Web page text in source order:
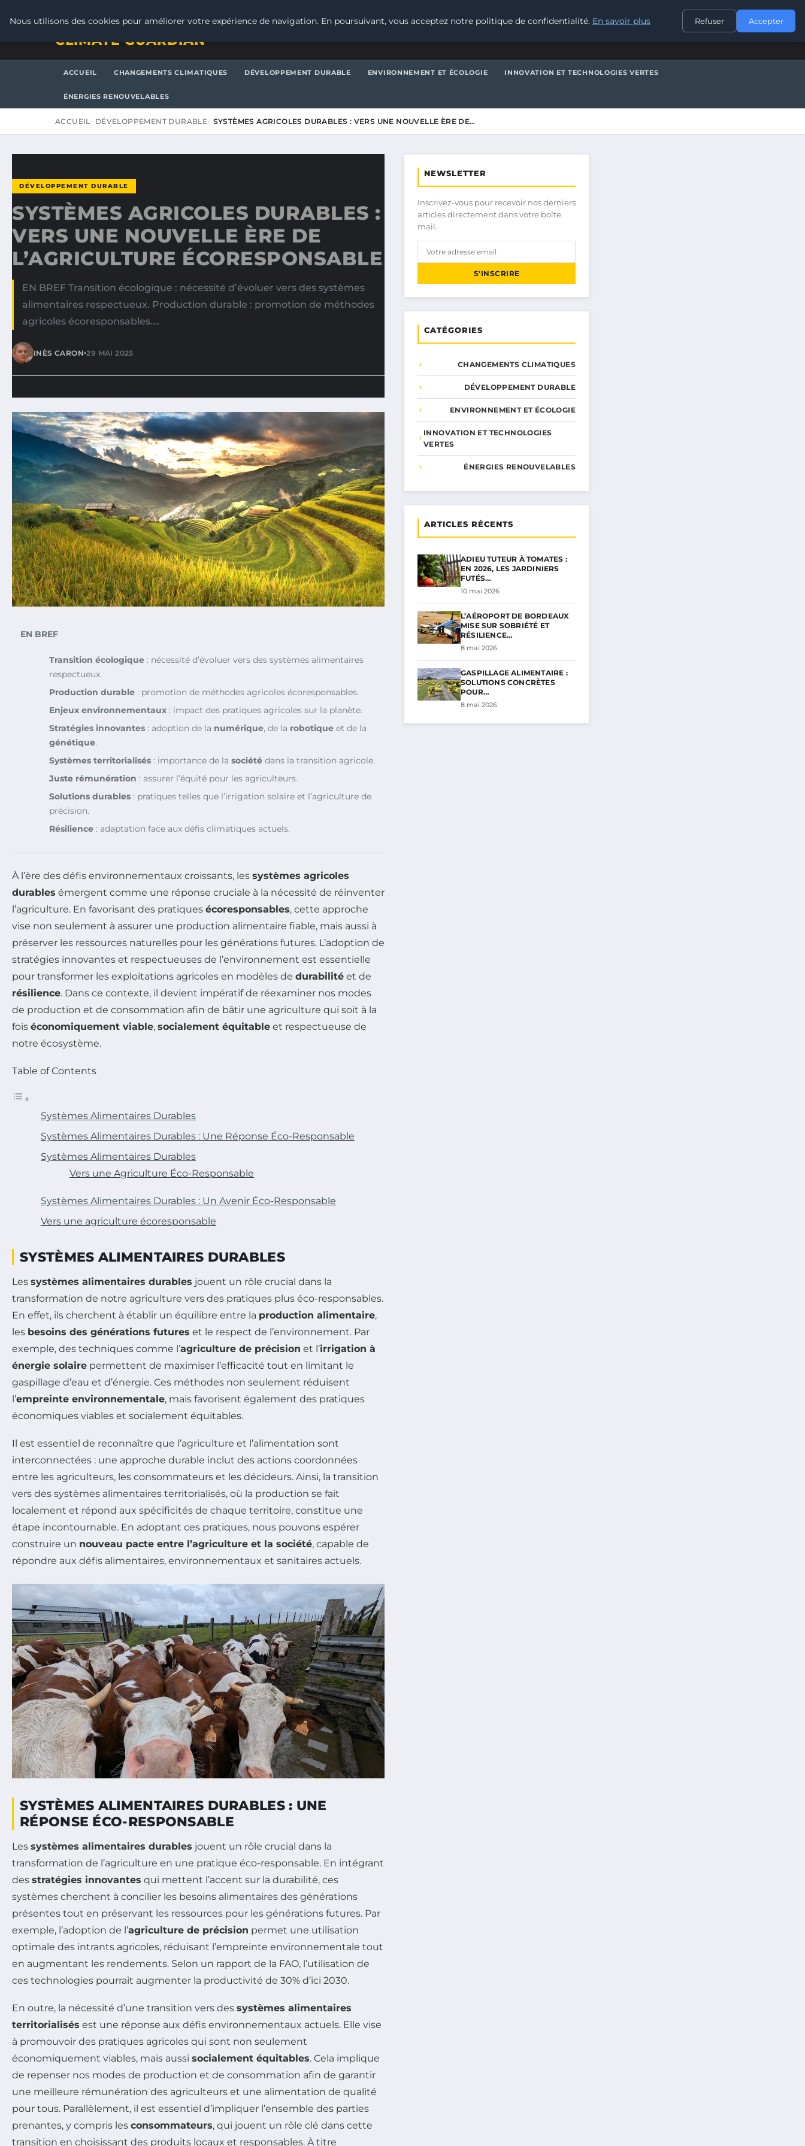
CONTACT
CLIMATE GUARDIAN
ACCUEIL CHANGEMENTS CLIMATIQUES DÉVELOPPEMENT DURABLE ENVIRONNEMENT ET ÉCOLOGIE INNOVATION ET TECHNOLOGIES VERTES
ÉNERGIES RENOUVELABLES
ACCUEIL DÉVELOPPEMENT DURABLE SYSTÈMES AGRICOLES DURABLES : VERS UNE NOUVELLE ÈRE DE…
DÉVELOPPEMENT DURABLE
SYSTÈMES AGRICOLES DURABLES :
VERS UNE NOUVELLE ÈRE DE
L’AGRICULTURE ÉCORESPONSABLE
EN BREF Transition écologique : nécessité d’évoluer vers des systèmes
alimentaires respectueux. Production durable : promotion de méthodes
agricoles écoresponsables.…
INÈS CARON•29 MAI 2025
EN BREF
Transition écologique : nécessité d’évoluer vers des systèmes alimentaires
respectueux.
Production durable : promotion de méthodes agricoles écoresponsables.
Enjeux environnementaux : impact des pratiques agricoles sur la planète.
Stratégies innovantes : adoption de la numérique, de la robotique et de la
génétique.
Systèmes territorialisés : importance de la société dans la transition agricole.
Juste rémunération : assurer l’équité pour les agriculteurs.
Solutions durables : pratiques telles que l’irrigation solaire et l’agriculture de
précision.
Résilience : adaptation face aux défis climatiques actuels.
À l’ère des défis environnementaux croissants, les systèmes agricoles
durables émergent comme une réponse cruciale à la nécessité de réinventer
l’agriculture. En favorisant des pratiques écoresponsables, cette approche
vise non seulement à assurer une production alimentaire fiable, mais aussi à
préserver les ressources naturelles pour les générations futures. L’adoption de
stratégies innovantes et respectueuses de l’environnement est essentielle
pour transformer les exploitations agricoles en modèles de durabilité et de
résilience. Dans ce contexte, il devient impératif de réexaminer nos modes
de production et de consommation afin de bâtir une agriculture qui soit à la
fois économiquement viable, socialement équitable et respectueuse de
notre écosystème.
Table of Contents
Systèmes Alimentaires Durables
Systèmes Alimentaires Durables : Une Réponse Éco-Responsable
Systèmes Alimentaires Durables
Vers une Agriculture Éco-Responsable
Systèmes Alimentaires Durables : Un Avenir Éco-Responsable
Vers une agriculture écoresponsable
SYSTÈMES ALIMENTAIRES DURABLES
Les systèmes alimentaires durables jouent un rôle crucial dans la
transformation de notre agriculture vers des pratiques plus éco-responsables.
En effet, ils cherchent à établir un équilibre entre la production alimentaire,
les besoins des générations futures et le respect de l’environnement. Par
exemple, des techniques comme l’agriculture de précision et l’irrigation à
énergie solaire permettent de maximiser l’efficacité tout en limitant le
gaspillage d’eau et d’énergie. Ces méthodes non seulement réduisent
l’empreinte environnementale, mais favorisent également des pratiques
économiques viables et socialement équitables.
Il est essentiel de reconnaître que l’agriculture et l’alimentation sont
interconnectées : une approche durable inclut des actions coordonnées
entre les agriculteurs, les consommateurs et les décideurs. Ainsi, la transition
vers des systèmes alimentaires territorialisés, où la production se fait
localement et répond aux spécificités de chaque territoire, constitue une
étape incontournable. En adoptant ces pratiques, nous pouvons espérer
construire un nouveau pacte entre l’agriculture et la société, capable de
répondre aux défis alimentaires, environnementaux et sanitaires actuels.
SYSTÈMES ALIMENTAIRES DURABLES : UNE
RÉPONSE ÉCO-RESPONSABLE
Les systèmes alimentaires durables jouent un rôle crucial dans la
transformation de l’agriculture en une pratique éco-responsable. En intégrant
des stratégies innovantes qui mettent l’accent sur la durabilité, ces
systèmes cherchent à concilier les besoins alimentaires des générations
présentes tout en préservant les ressources pour les générations futures. Par
exemple, l’adoption de l’agriculture de précision permet une utilisation
optimale des intrants agricoles, réduisant l’empreinte environnementale tout
en augmentant les rendements. Selon un rapport de la FAO, l’utilisation de
ces technologies pourrait augmenter la productivité de 30% d’ici 2030.
En outre, la nécessité d’une transition vers des systèmes alimentaires
territorialisés est une réponse aux défis environnementaux actuels. Elle vise
à promouvoir des pratiques agricoles qui sont non seulement
économiquement viables, mais aussi socialement équitables. Cela implique
de repenser nos modes de production et de consommation afin de garantir
une meilleure rémunération des agriculteurs et une alimentation de qualité
pour tous. Parallèlement, il est essentiel d’impliquer l’ensemble des parties
prenantes, y compris les consommateurs, qui jouent un rôle clé dans cette
transition en choisissant des produits locaux et responsables. À titre
NEWSLETTER
Inscrivez-vous pour recevoir nos derniers
articles directement dans votre boîte
mail.
S'INSCRIRE
CATÉGORIES
CHANGEMENTS CLIMATIQUES
DÉVELOPPEMENT DURABLE
ENVIRONNEMENT ET ÉCOLOGIE
INNOVATION ET TECHNOLOGIES
VERTES
ÉNERGIES RENOUVELABLES
ARTICLES RÉCENTS
ADIEU TUTEUR À TOMATES :
EN 2026, LES JARDINIERS
FUTÉS…
10 mai 2026
L’AÉROPORT DE BORDEAUX
MISE SUR SOBRIÉTÉ ET
RÉSILIENCE…
8 mai 2026
GASPILLAGE ALIMENTAIRE :
SOLUTIONS CONCRÈTES
POUR…
8 mai 2026
Nous utilisons des cookies pour améliorer votre expérience de navigation. En poursuivant, vous acceptez notre politique de confidentialité. En savoir plus Refuser Accepter